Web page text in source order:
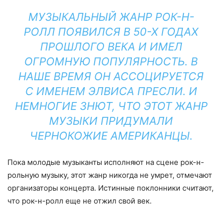
МУЗЫКАЛЬНЫЙ ЖАНР РОК-Н-
РОЛЛ ПОЯВИЛСЯ В 50-Х ГОДАХ
ПРОШЛОГО ВЕКА И ИМЕЛ
ОГРОМНУЮ ПОПУЛЯРНОСТЬ. В
НАШЕ ВРЕМЯ ОН АССОЦИРУЕТСЯ
С ИМЕНЕМ ЭЛВИСА ПРЕСЛИ. И
НЕМНОГИЕ ЗНЮТ, ЧТО ЭТОТ ЖАНР
МУЗЫКИ ПРИДУМАЛИ
ЧЕРНОКОЖИЕ АМЕРИКАНЦЫ.
Пока молодые музыканты исполняют на сцене рок-н-
рольную музыку, этот жанр никогда не умрет, отмечают
организаторы концерта. Истинные поклонники считают,
что рок-н-ролл еще не отжил свой век.